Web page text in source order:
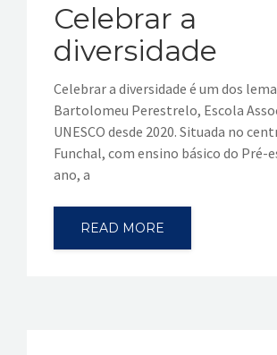
Celebrar a
diversidade
Celebrar a diversidade é um dos
Bartolomeu Perestrelo, Escola
UNESCO desde 2020. Situada no
Funchal, com ensino básico do Pré-
ano, a
READ MORE